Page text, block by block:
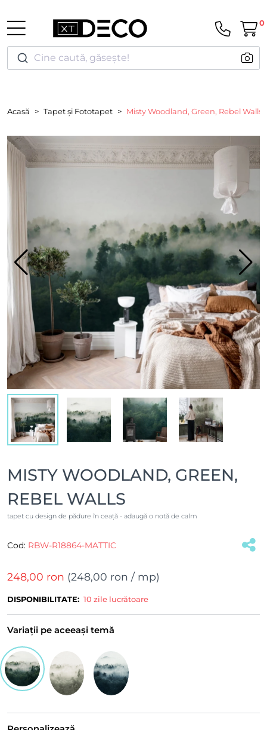
Cine caută, găsește!
0
Acasă Tapet și Fototapet Misty Woodland, Green, Rebel Walls
MISTY WOODLAND, GREEN,
REBEL WALLS
tapet cu design de pădure în ceață - adaugă o notă de calm
Cod: RBW-R18864-MATTIC
248,00 ron (248,00 ron / mp)
DISPONIBILITATE: 10 zile lucrătoare
Variații pe aceeași temă